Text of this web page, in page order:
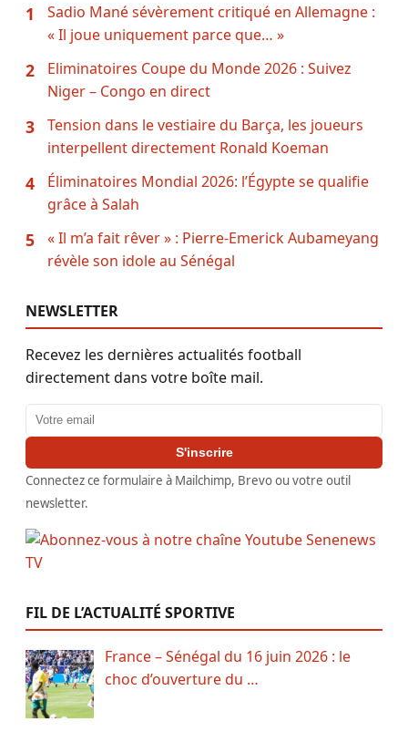
1
Sadio Mané sévèrement critiqué en Allemagne :
« Il joue uniquement parce que… »
2
Eliminatoires Coupe du Monde 2026 : Suivez
Niger – Congo en direct
3
Tension dans le vestiaire du Barça, les joueurs
interpellent directement Ronald Koeman
4
Éliminatoires Mondial 2026: l’Égypte se qualifie
grâce à Salah
5
« Il m’a fait rêver » : Pierre-Emerick Aubameyang
révèle son idole au Sénégal
NEWSLETTER
Recevez les dernières actualités football
directement dans votre boîte mail.
Adresse email
S'inscrire
Connectez ce formulaire à Mailchimp, Brevo ou votre outil
newsletter.
FIL DE L’ACTUALITÉ SPORTIVE
France – Sénégal du 16 juin 2026 : le
choc d’ouverture du …